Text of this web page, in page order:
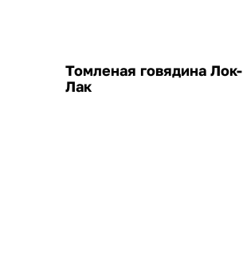
Томленая говядина Лок-
Лак